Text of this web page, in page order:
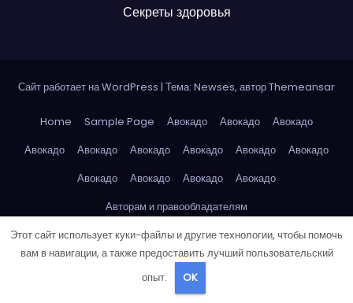
Секреты здоровья
Сайт работает на WordPress | Тема: Newses, авторThemeansar
Home Sample Page Авокадо Авокадо
Авокадо
Авокадо
Авокадо Авокадо Авокадо Авокадо
Авокадо
Авокадо
Авокадо Авокадо
Авокадо
Авторам и правообладателям
Александр Дюма — Граф Монте-Кристо
Александр Дюма — Граф Монте-Кристо
Александр Дюма — Три мушкетёра
Этот сайт использует куки-файлы и другие технологии, чтобы помочь
вам в навигации, а также предоставить лучший пользовательский
опыт.
OK